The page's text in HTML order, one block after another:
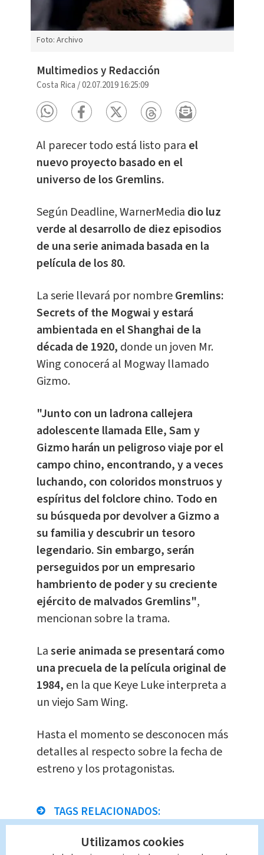
Foto: Archivo
Multimedios y Redacción
Costa Rica /02.07.2019 16:25:09
Al parecer todo está listo para el
nuevo proyecto basado en el
universo de los Gremlins.
Según Deadline, WarnerMedia dio luz
verde al desarrollo de diez episodios
de una serie animada basada en la
película de los 80.
La serie llevará por nombreGremlins:
Secrets of the Mogwai y estará
ambientada en el Shanghai de la
década de 1920, donde un joven Mr.
Wing conocerá al Mogway llamado
Gizmo.
"Junto con un ladrona callejera
adolescente llamada Elle, Sam y
Gizmo harán un peligroso viaje por el
campo chino, encontrando, y a veces
luchando, con coloridos monstruos y
espíritus del folclore chino. Todo en
su búsqueda por devolver a Gizmo a
su familia y descubrir un tesoro
legendario. Sin embargo, serán
perseguidos por un empresario
hambriento de poder y su creciente
ejército de malvados Gremlins",
mencionan sobre la trama.
Laserie animada se presentará como
una precuela de la película original de
1984, en la que Keye Luke interpreta a
un viejo Sam Wing.
Hasta el momento se desconocen más
detalles al respecto sobre la fecha de
estreno y los protagonistas.
TAGS RELACIONADOS:
Espectáculos Radio
Utilizamos cookies